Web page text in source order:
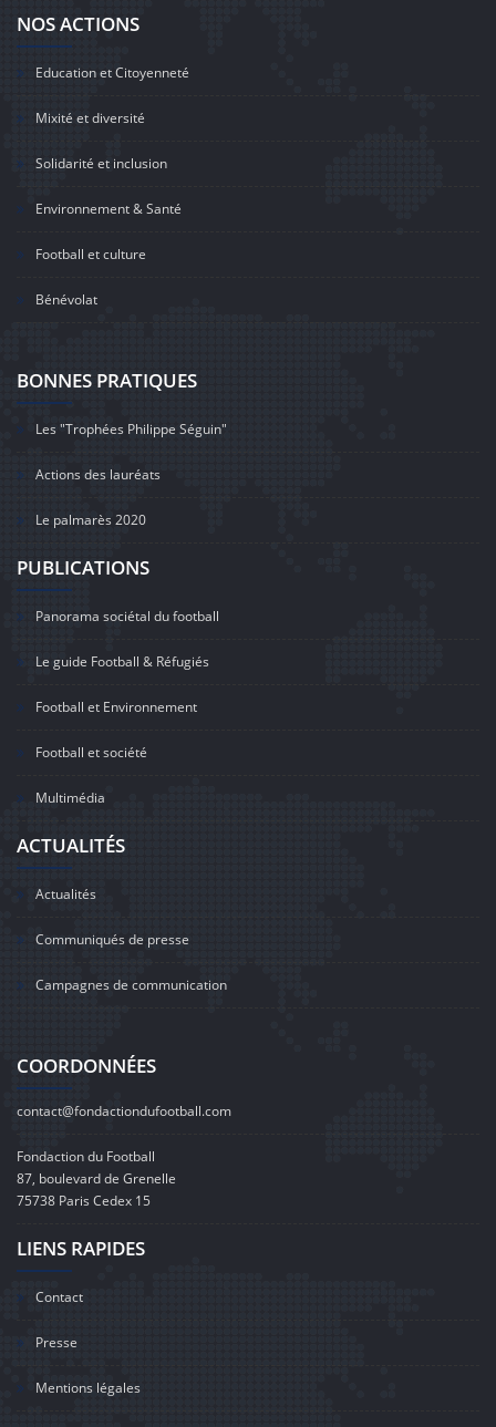
NOS ACTIONS
Education et Citoyenneté
Mixité et diversité
Solidarité et inclusion
Environnement & Santé
Football et culture
Bénévolat
BONNES PRATIQUES
Les "Trophées Philippe Séguin"
Actions des lauréats
Le palmarès 2020
PUBLICATIONS
Panorama sociétal du football
Le guide Football & Réfugiés
Football et Environnement
Football et société
Multimédia
ACTUALITÉS
Actualités
Communiqués de presse
Campagnes de communication
COORDONNÉES
contact@fondactiondufootball.com
Fondaction du Football
87, boulevard de Grenelle
75738 Paris Cedex 15
LIENS RAPIDES
Contact
Presse
Mentions légales